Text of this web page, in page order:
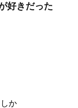
好きだった
か